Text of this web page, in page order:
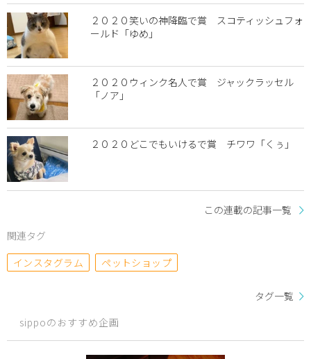
２０２０笑いの神降臨で賞 スコティッシュフォ
ールド「ゆめ」
２０２０ウィンク名人で賞 ジャックラッセル
「ノア」
２０２０どこでもいけるで賞 チワワ「くぅ」
この連載の記事一覧
関連タグ
インスタグラム
ペットショップ
タグ一覧
sippoのおすすめ企画